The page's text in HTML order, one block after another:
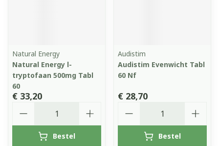
Natural Energy
Natural Energy l-
tryptofaan 500mg Tabl
60
€ 33,20
Bestel
Audistim
Audistim Evenwicht Tabl
60 Nf
€ 28,70
Bestel